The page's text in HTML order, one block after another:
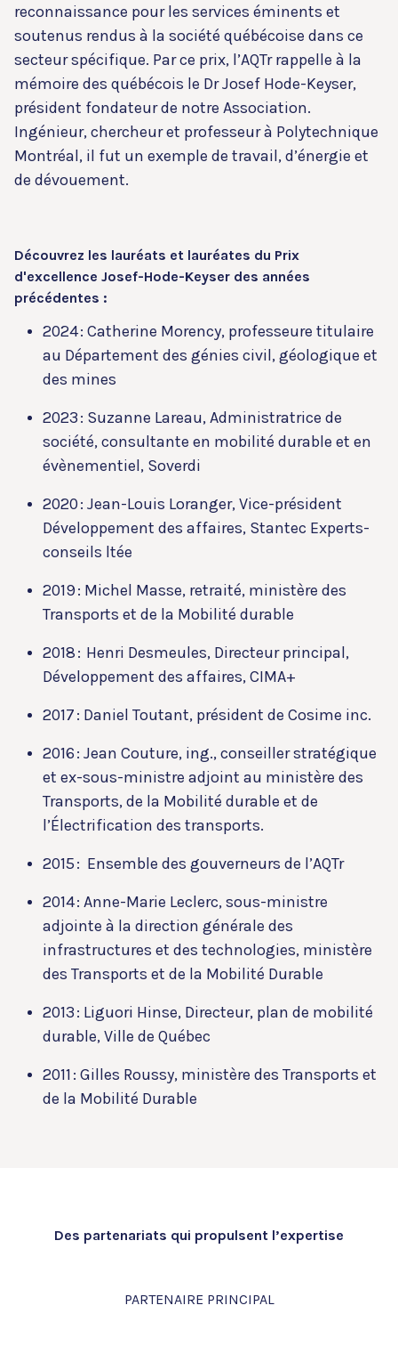
reconnaissance pour les services éminents et
soutenus rendus à la société québécoise dans ce
secteur spécifique. Par ce prix, l’AQTr rappelle à la
mémoire des québécois le Dr Josef Hode-Keyser,
président fondateur de notre Association.
Ingénieur, chercheur et professeur à Polytechnique
Montréal, il fut un exemple de travail, d’énergie et
de dévouement.
Découvrez les lauréats et lauréates du Prix
d'excellence Josef-Hode-Keyser des années
précédentes :
2024 : Catherine Morency, professeure titulaire
au Département des génies civil, géologique et
des mines
2023: Suzanne Lareau, Administratrice de
société, consultante en mobilité durable et en
évènementiel, Soverdi
2020 : Jean-Louis Loranger, Vice-président
Développement des affaires, Stantec Experts-
conseils ltée
2019: Michel Masse, retraité, ministère des
Transports et de la Mobilité durable
2018: Henri Desmeules, Directeur principal,
Développement des affaires, CIMA+
2017: Daniel Toutant, président de Cosime inc.
2016 : Jean Couture, ing., conseiller stratégique
et ex-sous-ministre adjoint au ministère des
Transports, de la Mobilité durable et de
l’Électrification des transports.
2015: Ensemble des gouverneurs de l’AQTr
2014 : Anne-Marie Leclerc, sous-ministre
adjointe à la direction générale des
infrastructures et des technologies, ministère
des Transports et de la Mobilité Durable
2013 : Liguori Hinse, Directeur, plan de mobilité
durable, Ville de Québec
2011: Gilles Roussy, ministère des Transports et
de la Mobilité Durable
Des partenariats qui propulsent l’expertise
PARTENAIRE PRINCIPAL